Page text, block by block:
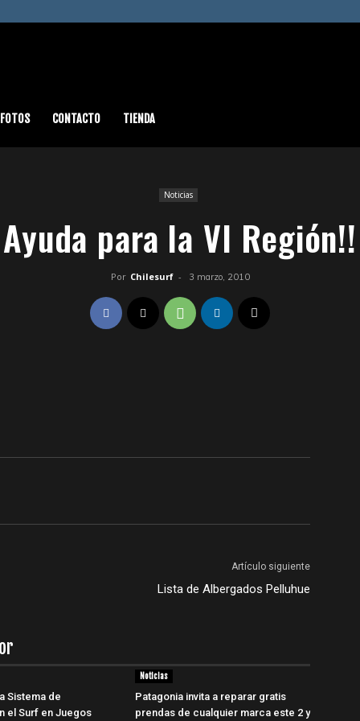
FOTOS CONTACTO TIENDA
Noticias
Ayuda para la VI Región!!
Por Chilesurf - 3 marzo, 2010
Artículo siguiente
Lista de Albergados Pelluhue
Sistema de
el Surf en Juegos
Noticias
Patagonia invita a reparar gratis
prendas de cualquier marca este 2 y